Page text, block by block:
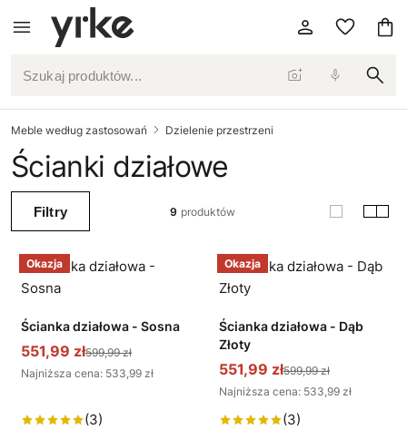
Szukaj produktów...
Meble według zastosowań Dzielenie przestrzeni
Ścianki działowe
Filtry 9 produktów
Okazja
Ścianka działowa - Sosna
551,99 zł599,99 zł
Najniższa cena: 533,99 zł
(3)
Okazja
Ścianka działowa - Dąb
Złoty
551,99 zł599,99 zł
Najniższa cena: 533,99 zł
(3)